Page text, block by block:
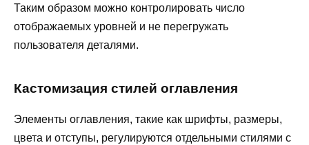
Таким образом можно контролировать число
отображаемых уровней и не перегружать
пользователя деталями.
Кастомизация стилей оглавления
Элементы оглавления, такие как шрифты, размеры,
цвета и отступы, регулируются отдельными стилями с